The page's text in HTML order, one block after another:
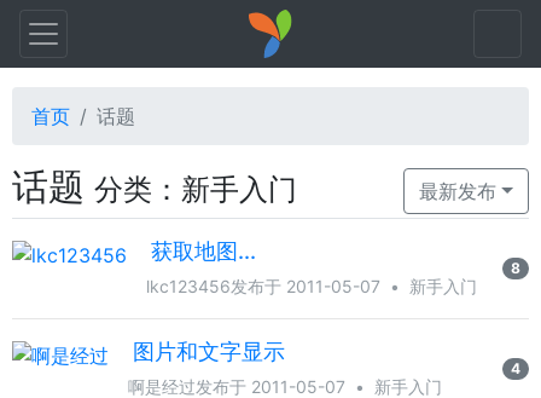
首页 话题
话题 分类：新手入门 最新发布
获取地图...
lkc123456发布于 2011-05-07 • 新手入门
8
图片和文字显示
啊是经过发布于 2011-05-07 • 新手入门
4